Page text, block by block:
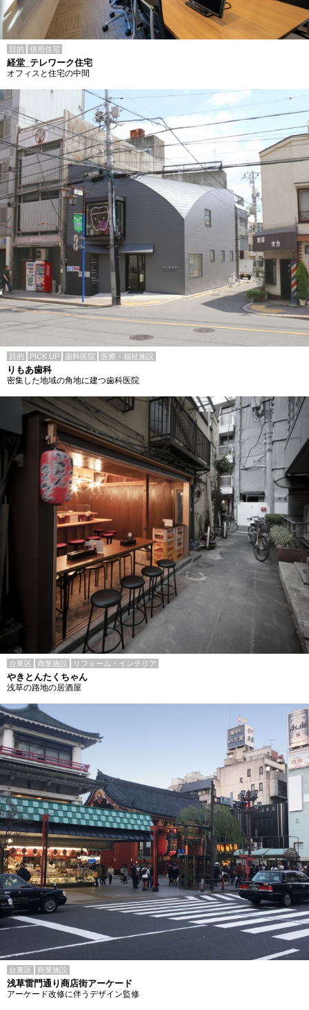
目的 併用住宅
経堂_テレワーク住宅
オフィスと住宅の中間
目的 PICK UP 歯科医院 医療・福祉施設
りもあ歯科
密集した地域の角地に建つ歯科医院
台東区 商業施設 リフォーム・インテリア
やきとんたくちゃん
浅草の路地の居酒屋
台東区 商業施設
浅草雷門通り商店街アーケード
アーケード改修に伴うデザイン監修